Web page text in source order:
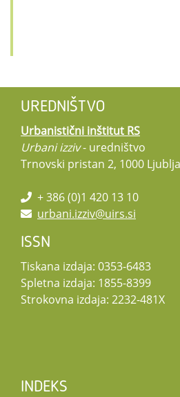
UREDNIŠTVO
Urbanistični inštitut RS
Urbani izziv- uredništvo
Trnovski pristan 2, 1000
+ 386 (0)1 420 13 10
urbani.izziv@uirs.si
ISSN
Tiskana izdaja: 0353-6483
Spletna izdaja: 1855-8399
Strokovna izdaja: 2232-481X
INDEKS